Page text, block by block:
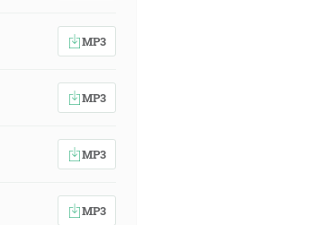
MP3
MP3
MP3
MP3